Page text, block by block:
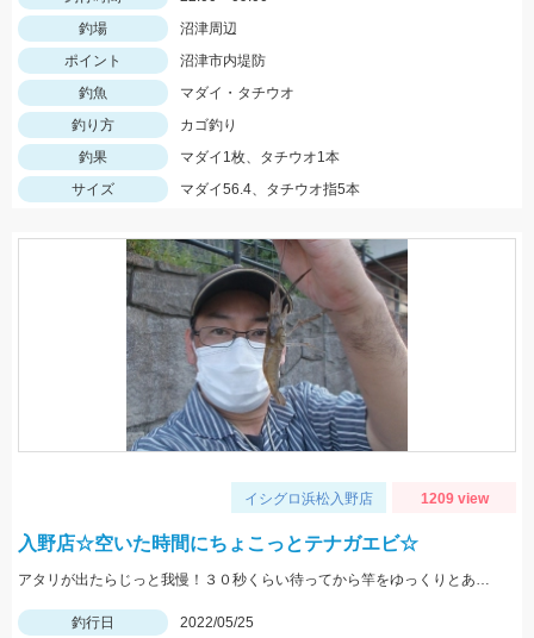
釣場
沼津周辺
ポイント
沼津市内堤防
釣魚
マダイ・タチウオ
釣り方
カゴ釣り
釣果
マダイ1枚、タチウオ1本
サイズ
マダイ56.4、タチウオ指5本
イシグロ浜松入野店 1209 view
入野店☆空いた時間にちょこっとテナガエビ☆
アタリが出たらじっと我慢！３０秒くらい待ってから竿をゆっくりとあげましょう。
釣行日
2022/05/25